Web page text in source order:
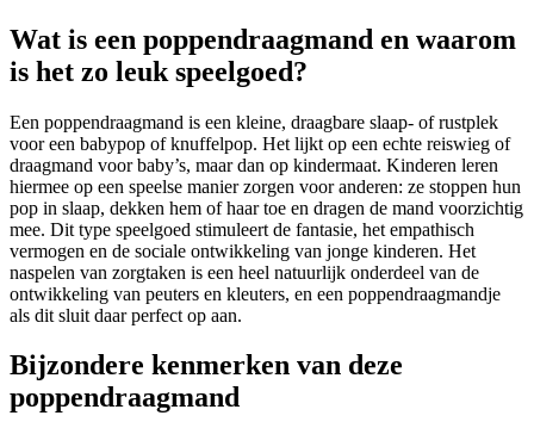
Wat is een poppendraagmand en waarom
is het zo leuk speelgoed?
Een poppendraagmand is een kleine, draagbare slaap- of rustplek
voor een babypop of knuffelpop. Het lijkt op een echte reiswieg of
draagmand voor baby’s, maar dan op kindermaat. Kinderen leren
hiermee op een speelse manier zorgen voor anderen: ze stoppen hun
pop in slaap, dekken hem of haar toe en dragen de mand voorzichtig
mee. Dit type speelgoed stimuleert de fantasie, het empathisch
vermogen en de sociale ontwikkeling van jonge kinderen. Het
naspelen van zorgtaken is een heel natuurlijk onderdeel van de
ontwikkeling van peuters en kleuters, en een poppendraagmandje
als dit sluit daar perfect op aan.
Bijzondere kenmerken van deze
poppendraagmand